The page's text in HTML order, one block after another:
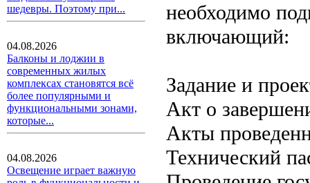
шедевры. Поэтому при...
04.08.2026
Балконы и лоджии в
современных жилых
комплексах становятся всё
более популярными и
функциональными зонами,
которые...
04.08.2026
Освещение играет важную
необходимо
включающий:
Задание и
Акт о
Акты
Технический